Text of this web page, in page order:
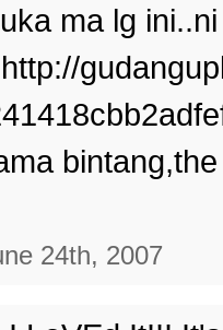
ma lg
24th, 2007